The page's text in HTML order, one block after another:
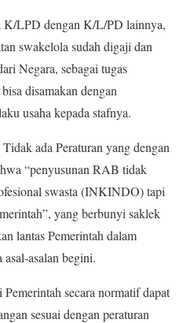
K/LPD dengan K/L/PD lainnya,
swakelola sudah digaji dan
Negara, sebagai tugas
disamakan dengan
usaha kepada stafnya.
ada Peraturan yang dengan
“penyusunan RAB tidak
swasta (INKINDO) tapi
yang berbunyi saklek
lantas Pemerintah dalam
asalan begini.
secara normatif dapat
sesuai dengan peraturan